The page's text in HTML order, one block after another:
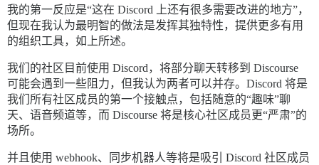
我的第一反应是“这在 Discord 上还有很多需要改进的地方”，
但现在我认为最明智的做法是发挥其独特性，提供更多有用
的组织工具，如上所述。
我们的社区目前使用 Discord，将部分聊天转移到 Discourse
可能会遇到一些阻力，但我认为两者可以并存。Discord 将是
我们所有社区成员的第一个接触点，包括随意的“趣味”聊
天、语音频道等，而 Discourse 将是核心社区成员更“严肃”的
场所。
并且使用 webhook、同步机器人等将是吸引 Discord 社区成员